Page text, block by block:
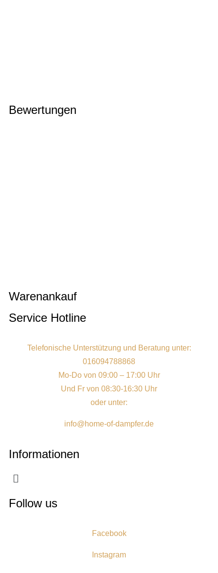
Bewertungen
Warenankauf
Service Hotline
Telefonische Unterstützung und Beratung unter:
016094788868
Mo-Do von 09:00 – 17:00 Uhr
Und Fr von 08:30-16:30 Uhr
oder unter:
info@home-of-dampfer.de
Informationen
Follow us
Facebook
Instagram